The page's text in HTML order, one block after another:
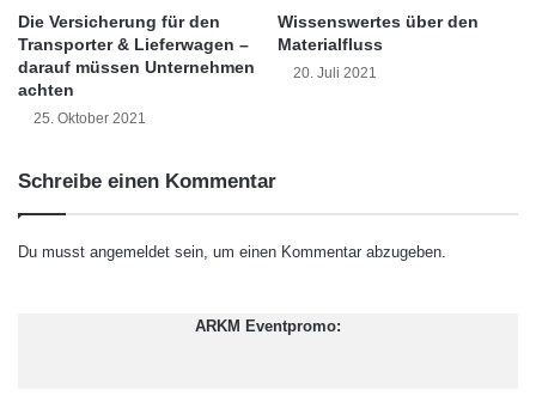
Kontrastwahrnehmung & Tiefen
vereinfacht
notwendig
Nachtsichtbrillen – Alle Vorteile
Verminderte Blendung mit
o
g
i
e
t
i
e
Die Versicherung für den
Transporter & Lieferwagen –
darauf müssen Unternehmen
achten
25. Oktober 2021
Wissenswertes über den
Materialfluss
20. Juli 2021
Schreibe einen Kommentar
Du musst angemeldet sein, um einen Kommentar abzugeben.
ARKM Eventpromo: